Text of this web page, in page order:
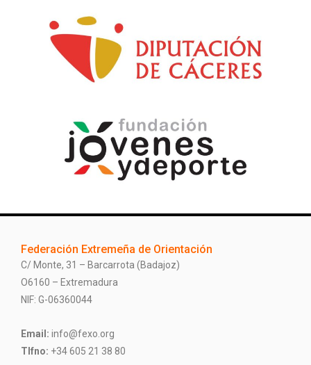
Federación Extremeña de Orientación
C/ Monte, 31 – Barcarrota (Badajoz)
O6160 – Extremadura
NIF: G-06360044
Email: info@fexo.org
Tlfno: +34 605 21 38 80